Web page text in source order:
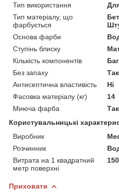
Тип використання
Тип матеріалу, що
фарбується
Основа фарби
Ступінь блиску
Кількість компонентів
Без запаху
Так
Антисептична властивість
Ні
Фасовка матеріалу (кг)
14
Миюча фарба
Так
Користувальницькі
Виробник
Розчинник
Витрата на 1 квадратний
метр поверхні
Приховати